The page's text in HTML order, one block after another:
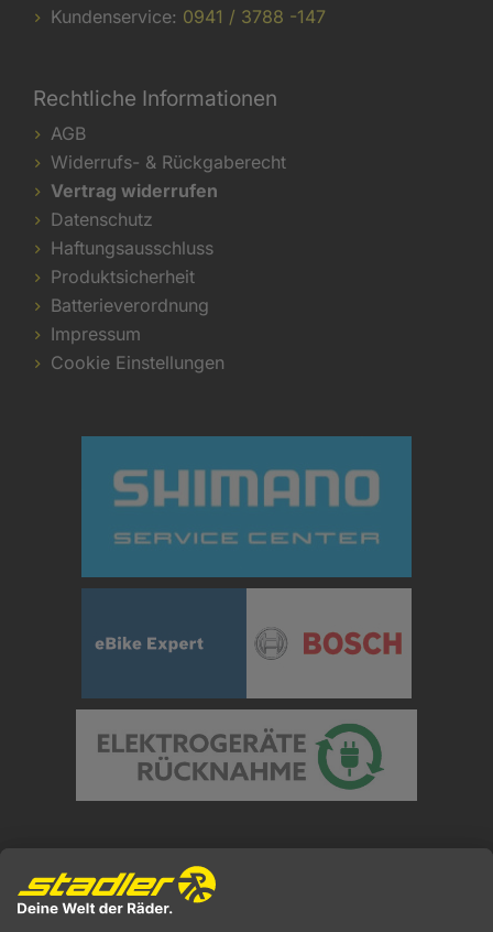
Kundenservice: 0941 / 3788 -147
Rechtliche Informationen
AGB
Widerrufs- & Rückgaberecht
Vertrag widerrufen
Datenschutz
Haftungsausschluss
Produktsicherheit
Batterieverordnung
Impressum
Cookie Einstellungen